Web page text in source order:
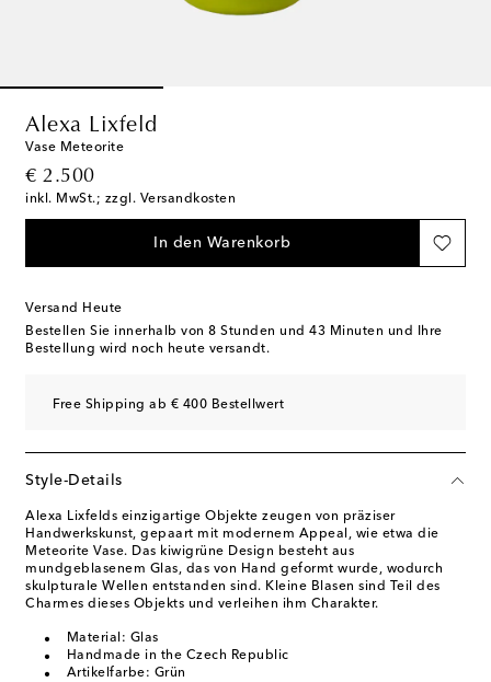
Alexa Lixfeld
Vase Meteorite
€ 2.500
original price
inkl. MwSt.; zzgl. Versandkosten
In den Warenkorb
Versand Heute
Bestellen Sie innerhalb von 8 Stunden und 43 Minuten und Ihre
Bestellung wird noch heute versandt.
Free Shipping ab € 400 Bestellwert
Style-Details
Alexa Lixfelds einzigartige Objekte zeugen von präziser
Handwerkskunst, gepaart mit modernem Appeal, wie etwa die
Meteorite Vase. Das kiwigrüne Design besteht aus
mundgeblasenem Glas, das von Hand geformt wurde, wodurch
skulpturale Wellen entstanden sind. Kleine Blasen sind Teil des
Charmes dieses Objekts und verleihen ihm Charakter.
Material: Glas
Handmade in the Czech Republic
Artikelfarbe: Grün